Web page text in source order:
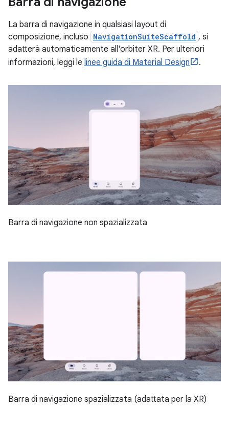
La barra di navigazione in qualsiasi layout di
composizione, incluso NavigationSuiteScaffold , si
adatterà automaticamente all'orbiter XR. Per ulteriori
informazioni, leggi le linee guida di Material Design .
Barra di navigazione non spazializzata
Barra di navigazione spazializzata (adattata per la XR)